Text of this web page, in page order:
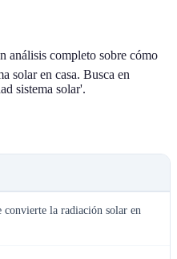
análisis completo sobre cómo
solar en casa. Busca en
sistema solar'.
convierte la radiación solar en